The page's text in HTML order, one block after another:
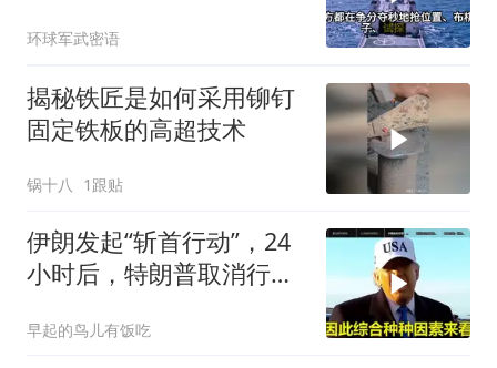
环球军武密语
揭秘铁匠是如何采用铆钉
固定铁板的高超技术
锅十八 1跟贴
伊朗发起“斩首行动”，24
小时后，特朗普取消行
早起的鸟儿有饭吃